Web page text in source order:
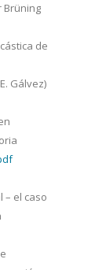
Brüning
de
Gálvez)
el caso